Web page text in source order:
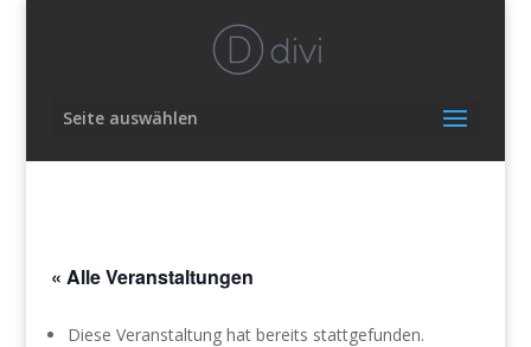
Seite auswählen
« Alle Veranstaltungen
Diese Veranstaltung hat bereits stattgefunden.